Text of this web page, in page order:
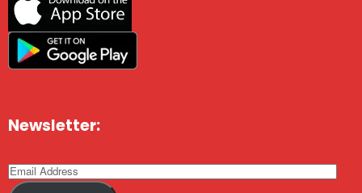
Newsletter: